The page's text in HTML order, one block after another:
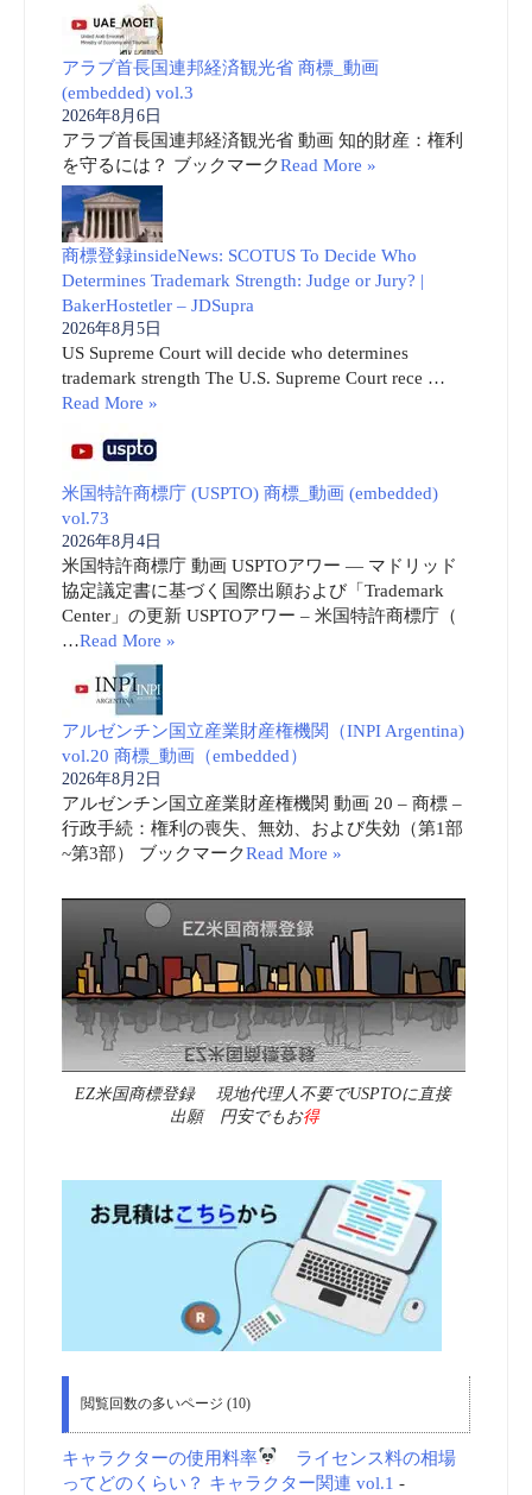
アラブ首長国連邦経済観光省 商標_動画
(embedded) vol.3
2026年8月6日
アラブ首長国連邦経済観光省 動画 知的財産：権利
を守るには？ ブックマークRead More »
商標登録insideNews: SCOTUS To Decide Who
Determines Trademark Strength: Judge or Jury? |
BakerHostetler – JDSupra
2026年8月5日
US Supreme Court will decide who determines
trademark strength The U.S. Supreme Court rece …
Read More »
米国特許商標庁 (USPTO) 商標_動画 (embedded)
vol.73
2026年8月4日
米国特許商標庁 動画 USPTOアワー ― マドリッド
協定議定書に基づく国際出願および「Trademark
Center」の更新 USPTOアワー – 米国特許商標庁（
…Read More »
アルゼンチン国立産業財産権機関（INPI Argentina)
vol.20 商標_動画（embedded）
2026年8月2日
アルゼンチン国立産業財産権機関 動画 20 – 商標 –
行政手続：権利の喪失、無効、および失効（第1部
~第3部） ブックマークRead More »
EZ米国商標登録 現地代理人不要でUSPTOに直接
出願 円安でもお得
閲覧回数の多いページ (10)
キャラクターの使用料率
ライセンス料の相場
ってどのくらい？ キャラクター関連 vol.1 -